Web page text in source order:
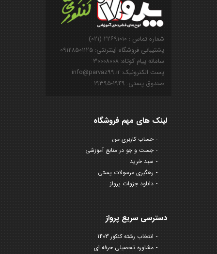
شماره تماس : ۲۲۶۹۱۰۱۰-(۰۲۱)
پشتیبانی فروشگاه اینترنتی: ۰۹۱۲۸۵۰۱۱۲۵
سامانه پیام کوتاه: ۳۰۰۰۸۰۰۸
پست الکترونیک: info@parvaz99.ir
صندوق پستی: ۱۹۴۹-۱۹۳۹۵
لینک های مهم فروشگاه
حساب کاربری من
جست و جو در منابع آموزشی
سبد خرید
رهگیری مرسولات پستی
دانلود جزوات پرواز
دسترسی سریع پرواز
انتخاب رشته کنکور 1403
مشاوره تحصیلی حرفه ای